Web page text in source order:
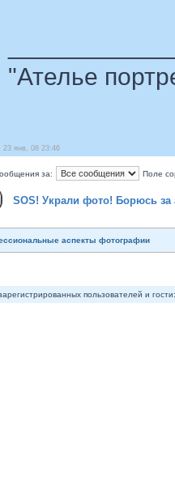
"Ателье
23 янв, 08 23:46
за: Поле
SOS! Украли фото! Борюсь за
аспекты фотографии
пользователей и